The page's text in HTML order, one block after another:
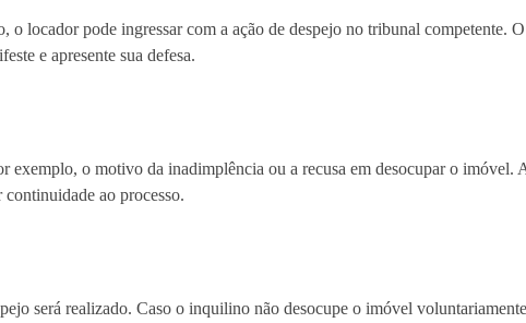
locador pode ingressar com a ação de despejo no tribunal competente.
e apresente sua defesa.
o motivo da inadimplência ou a recusa em desocupar o imóvel.
ao processo.
será realizado. Caso o inquilino não desocupe o imóvel